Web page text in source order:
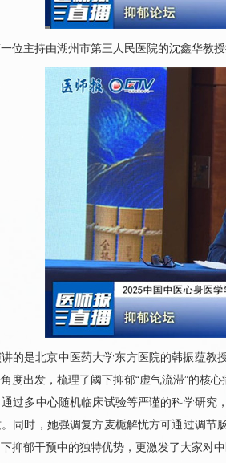
位主持由湖州市第三人民医院的沈鑫华教授
的是北京中医药大学东方医院的韩振蕴教
度出发，梳理了阈下抑郁“虚气流滞”的核
过多中心随机临床试验等严谨的科学研
同时，她强调复方麦栀解忧方可通过调节
抑郁干预中的独特优势，更激发了大家对